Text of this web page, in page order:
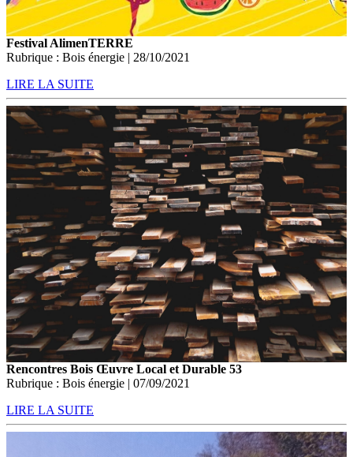
Festival AlimenTERRE
Rubrique : Bois énergie | 28/10/2021
LIRE LA SUITE
Rencontres Bois Œuvre Local et Durable 53
Rubrique : Bois énergie | 07/09/2021
LIRE LA SUITE